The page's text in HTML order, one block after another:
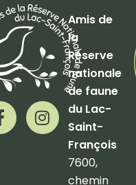
I
n
s
Amis de
la
Réserve
nationale
de faune
du Lac-
Saint-
François
7600,
chemin